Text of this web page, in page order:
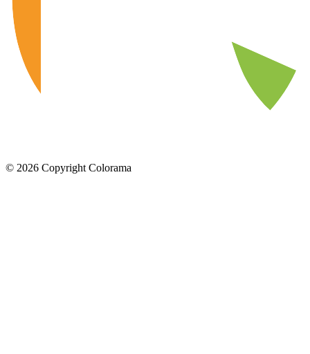
© 2026 Copyright Colorama